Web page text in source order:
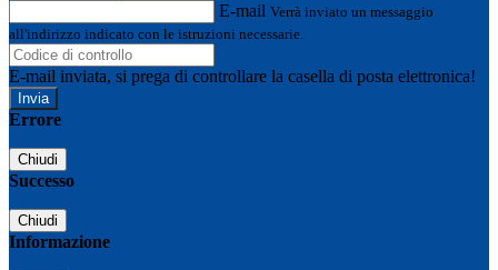
E-mail Verrà inviato un messaggio
all'indirizzo indicato con le istruzioni necessarie.
E-mail inviata, si prega di controllare la casella di posta elettronica!
Errore
Chiudi
Successo
Chiudi
Informazione